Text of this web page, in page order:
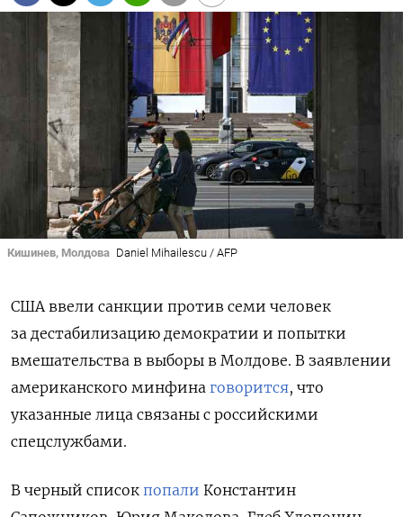
Кишинев, Молдова Daniel Mihailescu / AFP
США ввели санкции против семи человек
за дестабилизацию демократии и попытки
вмешательства в выборы в Молдове. В заявлении
американского минфина говорится, что
указанные лица связаны с российскими
спецслужбами.
В черный список попали Константин